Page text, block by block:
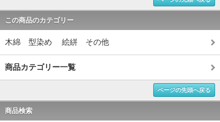
この商品のカテゴリー
木綿 型染め 絵絣 その他
商品カテゴリー一覧
ページの先頭へ戻る
商品検索